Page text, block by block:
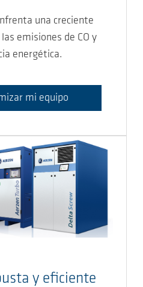
una creciente
emisiones de CO y
energética.
mi equipo
y eficiente